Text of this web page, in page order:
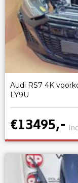
Audi RS7 4K
LY9U
€13495,-